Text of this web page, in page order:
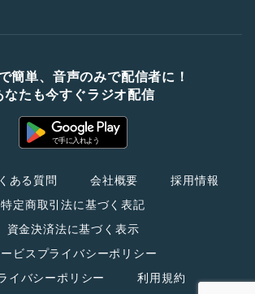
簡単、音声のみで配信者に！
なたも今すぐラジオ配信
ある質問 会社概要
採用情報
特定商取引法に基づく表記
資金決済法に基づく表示
ビスプライバシーポリシー
イバシーポリシー
利用規約